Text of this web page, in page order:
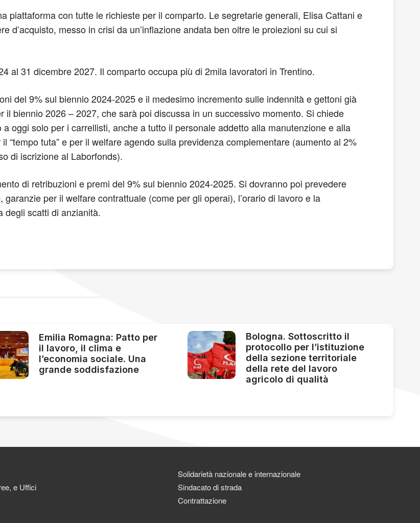
piattaforma con tutte le richieste per il comparto. Le segretarie generali, Elisa Cattani e
d’acquisto, messo in crisi da un’inflazione andata ben oltre le proiezioni su cui si
al 31 dicembre 2027. Il comparto occupa più di 2mila lavoratori in Trentino.
del 9% sul biennio 2024-2025 e il medesimo incremento sulle indennità e gettoni già
il biennio 2026 – 2027, che sarà poi discussa in un successivo momento. Si chiede
a oggi solo per i carrellisti, anche a tutto il personale addetto alla manutenzione e alla
“tempo tuta” e per il welfare agendo sulla previdenza complementare (aumento al 2%
di iscrizione al Laborfonds).
di retribuzioni e premi del 9% sul biennio 2024-2025. Si dovranno poi prevedere
per il welfare contrattuale (come per gli operai), l’orario di lavoro e la
degli scatti di anzianità.
Emilia Romagna: Patto per
il lavoro, il clima e
l’economia sociale. Una
grande soddisfazione
Bologna. Sottoscritto il
protocollo per l’istituzione
della sezione territoriale
della rete del lavoro
agricolo di qualità
e Uffici
Solidarietà nazionale e internazionale
Sindacato di strada
Contrattazione